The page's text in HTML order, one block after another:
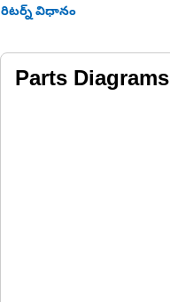
రిటర్న్ విధానం
Parts Diagrams